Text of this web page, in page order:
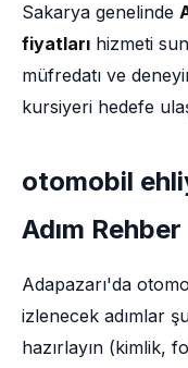
Sakarya genelinde
fiyatları hizmeti
müfredatı ve
kursiyeri hedefe
otomobil
Adım Rehber
Adapazarı'da
izlenecek adımlar
hazırlayın (kimlik,